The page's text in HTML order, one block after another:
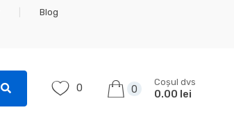
Blog
0 0
Coșul dvs
0.00 lei